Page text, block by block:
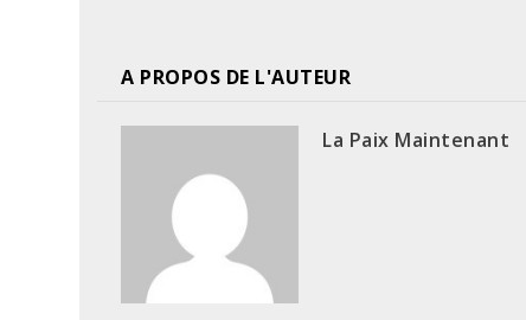
A PROPOS DE L'AUTEUR
La Paix Maintenant